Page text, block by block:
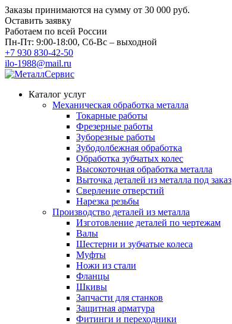
Заказы принимаются на сумму от 30 000 руб.
Оставить заявку
Работаем по всей России
Пн-Пт: 9:00-18:00, Сб-Вс – выходной
+7 930 830-42-50
ilo-1988@mail.ru
Каталог услуг
Механическая обработка металла
Токарные работы
Фрезерные работы
Зуборезные работы
Зубодолбежная обработка
Обработка зубчатых колес
Высокоточная обработка металла
Выточка деталей из металла под заказ
Сверление отверстий
Нарезка резьбы
Производство деталей из металла
Изготовление деталей по чертежам
Валы
Шестерни и зубчатые колеса
Муфты
Ножи из стали
Фланцы
Шкивы
Запчасти для станков
Защитная арматура
Фитинги и переходники